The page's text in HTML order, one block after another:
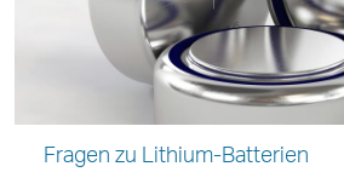
Fragen zu Lithium-Batterien